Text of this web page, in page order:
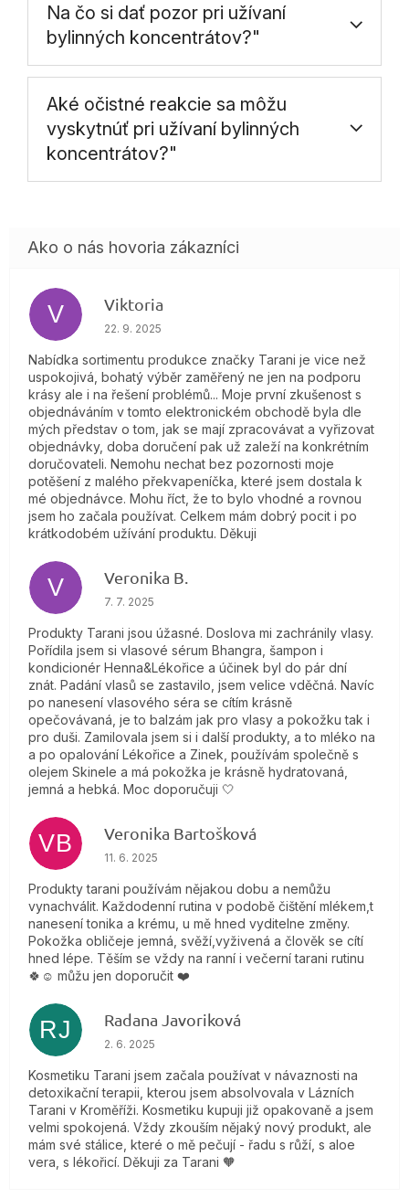
Na čo si dať pozor pri užívaní
bylinných koncentrátov?"
Aké očistné reakcie sa môžu
vyskytnúť pri užívaní bylinných
koncentrátov?"
V Viktoria
Hodnotenie obchodu je 4 z 5 hviezdičiek.
22. 9. 2025
Nabídka sortimentu produkce značky Tarani je vice než
uspokojivá, bohatý výběr zaměřený ne jen na podporu
krásy ale i na řešení problémů... Moje první zkušenost s
objednáváním v tomto elektronickém obchodě byla dle
mých představ o tom, jak se mají zpracovávat a vyřizovat
objednávky, doba doručení pak už zaleží na konkrétním
doručovateli. Nemohu nechat bez pozornosti moje
potěšení z malého překvapeníčka, které jsem dostala k
mé objednávce. Mohu říct, že to bylo vhodné a rovnou
jsem ho začala používat. Celkem mám dobrý pocit i po
krátkodobém užívání produktu. Děkuji
V Veronika B.
Hodnotenie obchodu je 5 z 5 hviezdičiek.
7. 7. 2025
Produkty Tarani jsou úžasné. Doslova mi zachránily vlasy.
Pořídila jsem si vlasové sérum Bhangra, šampon i
kondicionér Henna&Lékořice a účinek byl do pár dní
znát. Padání vlasů se zastavilo, jsem velice vděčná. Navíc
po nanesení vlasového séra se cítím krásně
opečovávaná, je to balzám jak pro vlasy a pokožku tak i
pro duši. Zamilovala jsem si i další produkty, a to mléko na
a po opalování Lékořice a Zinek, používám společně s
olejem Skinele a má pokožka je krásně hydratovaná,
jemná a hebká. Moc doporučuji 🤍
VB Veronika Bartošková
Hodnotenie obchodu je 5 z 5 hviezdičiek.
11. 6. 2025
Produkty tarani používám nějakou dobu a nemůžu
vynachválit. Každodenní rutina v podobě čištění mlékem,t
nanesení tonika a krému, u mě hned vyditelne změny.
Pokožka obličeje jemná, svěží,vyživená a člověk se cítí
hned lépe. Těším se vždy na ranní i večerní tarani rutinu
🍀☺️ můžu jen doporučit ❤️
RJ Radana Javoriková
Hodnotenie obchodu je 5 z 5 hviezdičiek.
2. 6. 2025
Kosmetiku Tarani jsem začala používat v návaznosti na
detoxikační terapii, kterou jsem absolvovala v Lázních
Tarani v Kroměříži. Kosmetiku kupuji již opakovaně a jsem
velmi spokojená. Vždy zkouším nějaký nový produkt, ale
mám své stálice, které o mě pečují - řadu s růží, s aloe
vera, s lékořicí. Děkuji za Tarani 🧡